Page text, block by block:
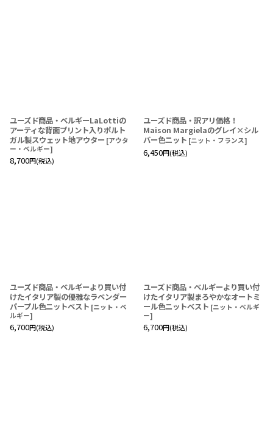
ユーズド商品・ベルギーLaLottiの
アーティな背面プリント入りポルト
ガル製スウェット地アウター [アウタ
ー・ベルギー]
8,700円(税込)
ユーズド商品・訳アリ価格！
Maison Margielaのグレイ×シル
バー色ニット [ニット・フランス]
6,450円(税込)
ユーズド商品・ベルギーより買い付
けたイタリア製の優雅なラベンダー
パープル色ニットベスト [ニット・ベ
ルギー]
6,700円(税込)
ユーズド商品・ベルギーより買い付
けたイタリア製まろやかなオートミ
ール色ニットベスト [ニット・ベルギ
ー]
6,700円(税込)